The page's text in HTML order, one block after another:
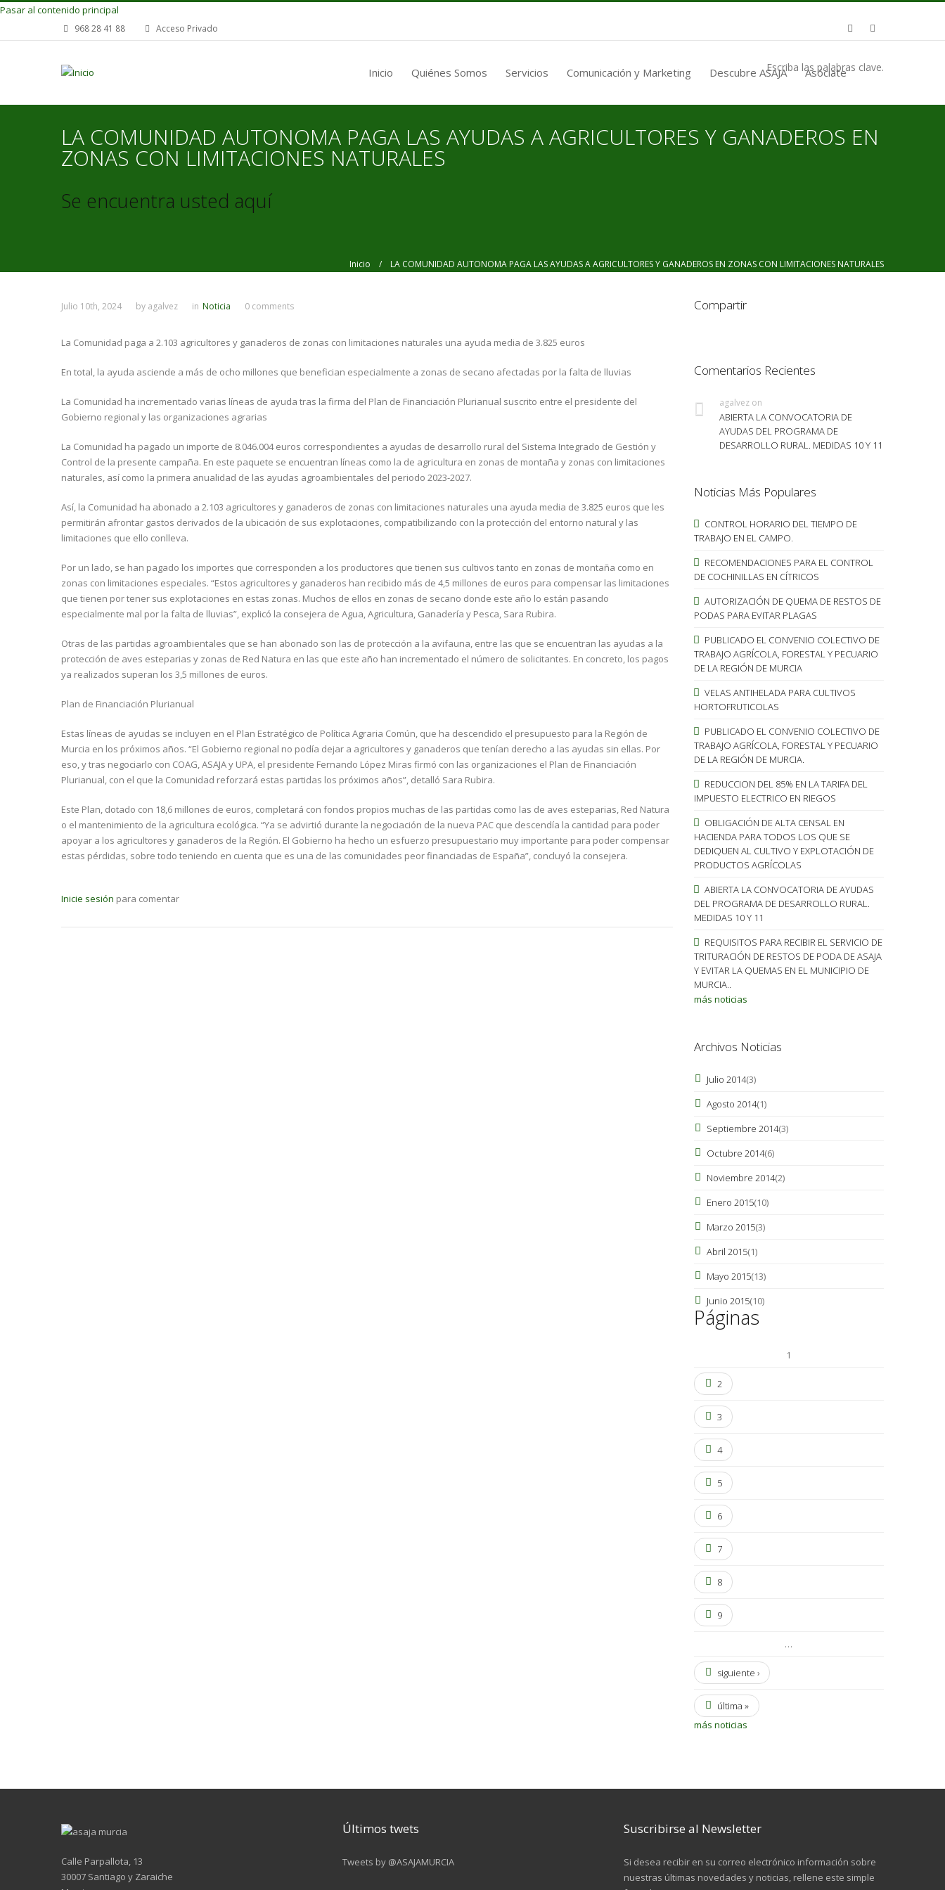
Pasar al contenido principal
968 28 41 88 Acceso Privado
Inicio Quiénes Somos Servicios Comunicación y Marketing Descubre ASAJA Asóciate
Escriba las palabras clave.
LA COMUNIDAD AUTONOMA PAGA LAS AYUDAS A AGRICULTORES Y GANADEROS EN
ZONAS CON LIMITACIONES NATURALES
Se encuentra usted aquí
Inicio / LA COMUNIDAD AUTONOMA PAGA LAS AYUDAS A AGRICULTORES Y GANADEROS EN ZONAS CON LIMITACIONES NATURALES
Julio 10th, 2024 by agalvez in Noticia 0 comments
La Comunidad paga a 2.103 agricultores y ganaderos de zonas con limitaciones naturales una ayuda media de 3.825 euros
En total, la ayuda asciende a más de ocho millones que benefician especialmente a zonas de secano afectadas por la falta de lluvias
La Comunidad ha incrementado varias líneas de ayuda tras la firma del Plan de Financiación Plurianual suscrito entre el presidente del
Gobierno regional y las organizaciones agrarias
La Comunidad ha pagado un importe de 8.046.004 euros correspondientes a ayudas de desarrollo rural del Sistema Integrado de Gestión y
Control de la presente campaña. En este paquete se encuentran líneas como la de agricultura en zonas de montaña y zonas con limitaciones
naturales, así como la primera anualidad de las ayudas agroambientales del periodo 2023-2027.
Así, la Comunidad ha abonado a 2.103 agricultores y ganaderos de zonas con limitaciones naturales una ayuda media de 3.825 euros que les
permitirán afrontar gastos derivados de la ubicación de sus explotaciones, compatibilizando con la protección del entorno natural y las
limitaciones que ello conlleva.
Por un lado, se han pagado los importes que corresponden a los productores que tienen sus cultivos tanto en zonas de montaña como en
zonas con limitaciones especiales. “Estos agricultores y ganaderos han recibido más de 4,5 millones de euros para compensar las limitaciones
que tienen por tener sus explotaciones en estas zonas. Muchos de ellos en zonas de secano donde este año lo están pasando
especialmente mal por la falta de lluvias”, explicó la consejera de Agua, Agricultura, Ganadería y Pesca, Sara Rubira.
Otras de las partidas agroambientales que se han abonado son las de protección a la avifauna, entre las que se encuentran las ayudas a la
protección de aves esteparias y zonas de Red Natura en las que este año han incrementado el número de solicitantes. En concreto, los pagos
ya realizados superan los 3,5 millones de euros.
Plan de Financiación Plurianual
Estas líneas de ayudas se incluyen en el Plan Estratégico de Política Agraria Común, que ha descendido el presupuesto para la Región de
Murcia en los próximos años. “El Gobierno regional no podía dejar a agricultores y ganaderos que tenían derecho a las ayudas sin ellas. Por
eso, y tras negociarlo con COAG, ASAJA y UPA, el presidente Fernando López Miras firmó con las organizaciones el Plan de Financiación
Plurianual, con el que la Comunidad reforzará estas partidas los próximos años”, detalló Sara Rubira.
Este Plan, dotado con 18,6 millones de euros, completará con fondos propios muchas de las partidas como las de aves esteparias, Red Natura
o el mantenimiento de la agricultura ecológica. “Ya se advirtió durante la negociación de la nueva PAC que descendía la cantidad para poder
apoyar a los agricultores y ganaderos de la Región. El Gobierno ha hecho un esfuerzo presupuestario muy importante para poder compensar
estas pérdidas, sobre todo teniendo en cuenta que es una de las comunidades peor financiadas de España”, concluyó la consejera.
Inicie sesión para comentar
Compartir
Comentarios Recientes
agalvezon
ABIERTA LA CONVOCATORIA DE
AYUDAS DEL PROGRAMA DE
DESARROLLO RURAL. MEDIDAS 10 Y 11
Noticias Más Populares
CONTROL HORARIO DEL TIEMPO DE
TRABAJO EN EL CAMPO.
RECOMENDACIONES PARA EL CONTROL
DE COCHINILLAS EN CÍTRICOS
AUTORIZACIÓN DE QUEMA DE RESTOS DE
PODAS PARA EVITAR PLAGAS
PUBLICADO EL CONVENIO COLECTIVO DE
TRABAJO AGRÍCOLA, FORESTAL Y PECUARIO
DE LA REGIÓN DE MURCIA
VELAS ANTIHELADA PARA CULTIVOS
HORTOFRUTICOLAS
PUBLICADO EL CONVENIO COLECTIVO DE
TRABAJO AGRÍCOLA, FORESTAL Y PECUARIO
DE LA REGIÓN DE MURCIA.
REDUCCION DEL 85% EN LA TARIFA DEL
IMPUESTO ELECTRICO EN RIEGOS
OBLIGACIÓN DE ALTA CENSAL EN
HACIENDA PARA TODOS LOS QUE SE
DEDIQUEN AL CULTIVO Y EXPLOTACIÓN DE
PRODUCTOS AGRÍCOLAS
ABIERTA LA CONVOCATORIA DE AYUDAS
DEL PROGRAMA DE DESARROLLO RURAL.
MEDIDAS 10 Y 11
REQUISITOS PARA RECIBIR EL SERVICIO DE
TRITURACIÓN DE RESTOS DE PODA DE ASAJA
Y EVITAR LA QUEMAS EN EL MUNICIPIO DE
MURCIA..
más noticias
Archivos Noticias
Julio 2014(3)
Agosto 2014(1)
Septiembre 2014(3)
Octubre 2014(6)
Noviembre 2014(2)
Enero 2015(10)
Marzo 2015(3)
Abril 2015(1)
Mayo 2015(13)
Junio 2015(10)
Páginas
1
2
3
4
5
6
7
8
9
…
siguiente ›
última »
más noticias
Calle Parpallota, 13
30007 Santiago y Zaraiche
Últimos twets
Tweets by @ASAJAMURCIA
Suscribirse al Newsletter
Si desea recibir en su correo electrónico información sobre
nuestras últimas novedades y noticias, rellene este simple